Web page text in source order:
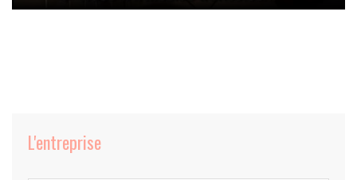
L'entreprise